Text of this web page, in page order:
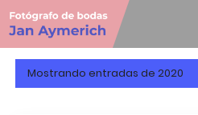
Mostrando entradas de 2020